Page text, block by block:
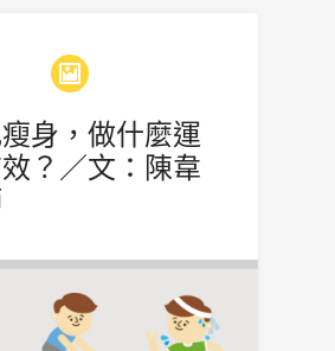
身，做什麼運
？／文：陳韋